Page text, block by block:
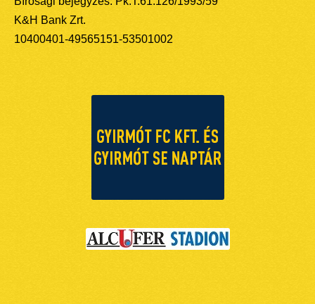
K&H Bank Zrt.
10400401-49565151-53501002